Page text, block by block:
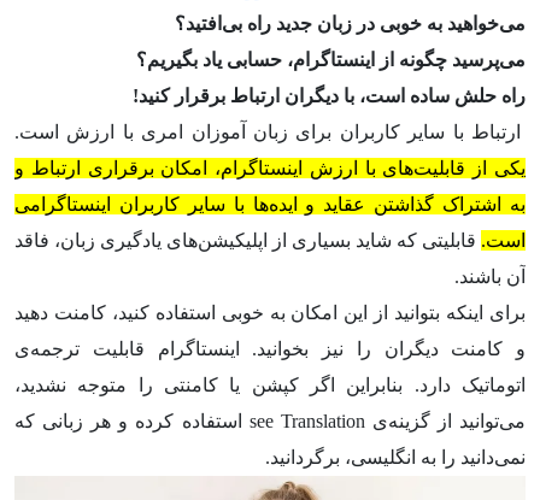
می‌خواهید به خوبی در زبان جدید راه بی‌افتید؟
می‌پرسید چگونه از اینستاگرام، حسابی یاد بگیریم؟
راه حلش ساده است، با دیگران ارتباط برقرار کنید!
ارتباط با سایر کاربران برای زبان آموزان امری با ارزش است.
یکی از قابلیت‌های با ارزش اینستاگرام، امکان برقراری ارتباط و
به اشتراک گذاشتن عقاید و ایده‌ها با سایر کاربران اینستاگرامی
است. قابلیتی که شاید بسیاری از اپلیکیشن‌های یادگیری زبان، فاقد
آن باشند.
برای اینکه بتوانید از این امکان به خوبی استفاده کنید، کامنت دهید
و کامنت دیگران را نیز بخوانید. اینستاگرام قابلیت ترجمه‌ی
اتوماتیک دارد. بنابراین اگر کپشن یا کامنتی را متوجه نشدید،
می‌توانید از گزینه‌ی see Translation استفاده کرده و هر زبانی که
نمی‌دانید را به انگلیسی، برگردانید.